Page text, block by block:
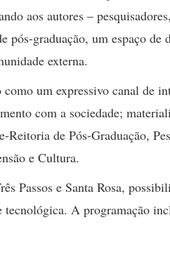
aos autores –
pós-graduação, um espaço
externa.
um expressivo canal de
com a sociedade;
de Pós-Graduação,
e Cultura.
Passos e Santa Rosa,
A programação